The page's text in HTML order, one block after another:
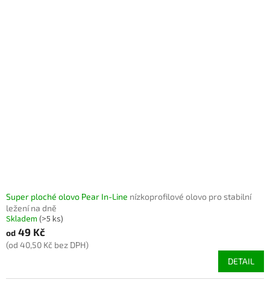
Super ploché olovo Pear In-Line nízkoprofilové olovo pro stabilní
ležení na dně
Skladem (>5 ks)
od 49 Kč
(od 40,50 Kč bez DPH)
DETAIL